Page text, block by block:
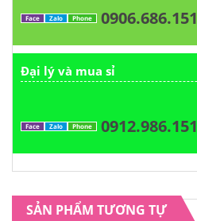
Face Zalo Phone 0906.686.151
Đại lý và mua sỉ
Face Zalo Phone 0912.986.151
SẢN PHẨM TƯƠNG TỰ